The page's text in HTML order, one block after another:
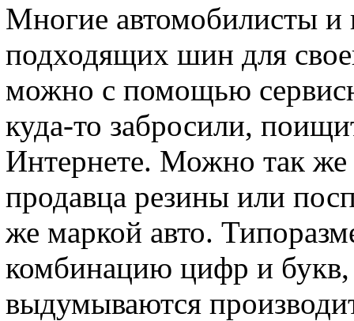
Многие автомобилисты и
подходящих шин для
можно с помощью
куда-то забросили,
Интернете. Можно так же
продавца резины или
же маркой авто.
комбинацию цифр и букв,
выдумываются